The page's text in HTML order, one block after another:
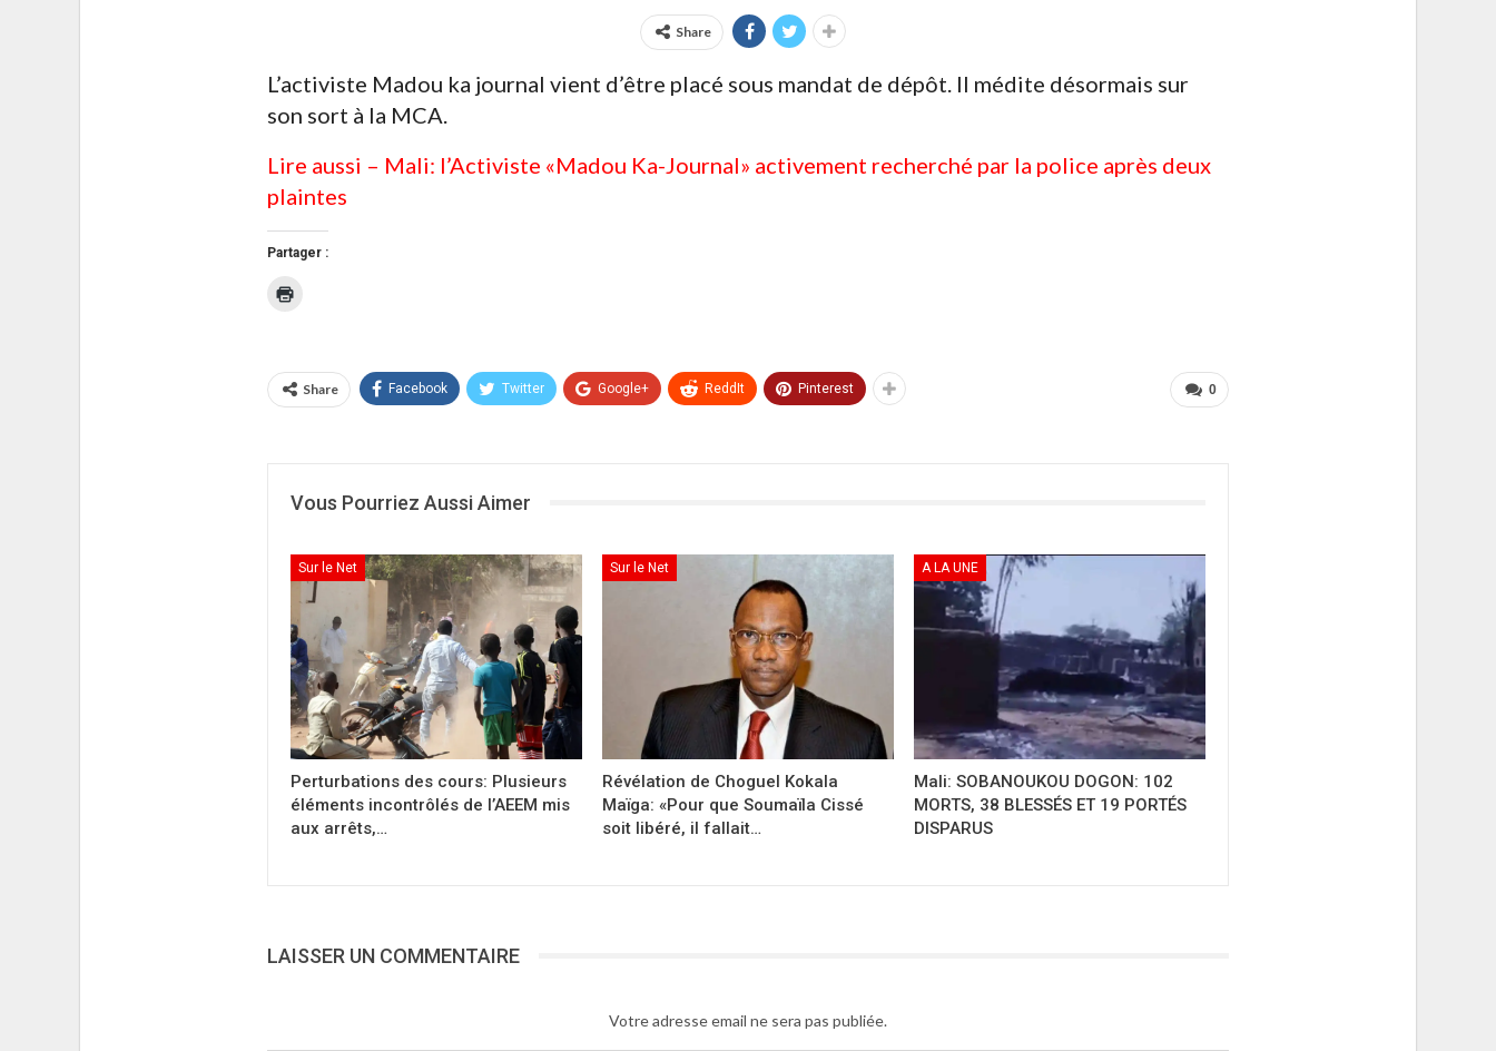
Share
L’activiste Madou ka journal vient d’être placé sous mandat de dépôt. Il médite désormais sur
son sort à la MCA.
Lire aussi – Mali: l’Activiste «Madou Ka-Journal» activement recherché par la police après deux
plaintes
Partager :
fenêtre)
0
Share Facebook Twitter Google+ ReddIt Pinterest
Vous Pourriez Aussi Aimer
Sur le Net
Perturbations des cours: Plusieurs
éléments incontrôlés de l’AEEM mis
aux arrêts,…
Sur le Net
Révélation de Choguel Kokala
Maïga: «Pour que Soumaïla Cissé
soit libéré, il fallait…
A LA UNE
Mali: SOBANOUKOU DOGON: 102
MORTS, 38 BLESSÉS ET 19 PORTÉS
DISPARUS
LAISSER UN COMMENTAIRE
Votre adresse email ne sera pas publiée.